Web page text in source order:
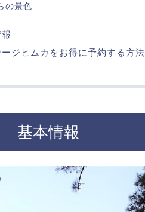
の景色
ジヒムカをお得に予約する方法
基本情報